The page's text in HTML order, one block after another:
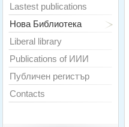
Lastest publications
Нова Библиотека
Liberal library
Publications of ИИИ
Публичен регистър
Contacts